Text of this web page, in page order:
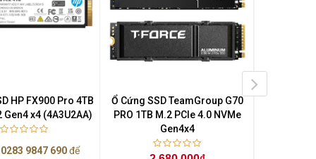
HP FX900 Pro 4TB
Gen4 x4 (4A3U2AA)
0283 9847 690để
Ổ Cứng SSD TeamGroup G70
PRO 1TB M.2 PCIe 4.0 NVMe
Gen4x4
Ổ Cứng